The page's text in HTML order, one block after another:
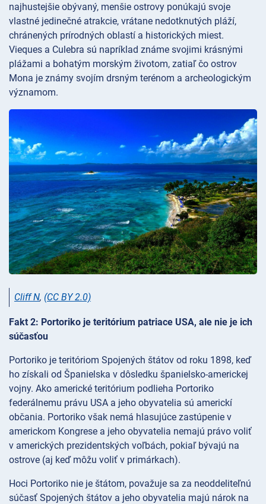
najhustejšie obývaný, menšie ostrovy ponúkajú svoje
vlastné jedinečné atrakcie, vrátane nedotknutých pláží,
chránených prírodných oblastí a historických miest.
Vieques a Culebra sú napríklad známe svojimi krásnými
plážami a bohatým morským životom, zatiaľ čo ostrov
Mona je známy svojím drsným terénom a archeologickým
významom.
Cliff N, (CC BY 2.0)
Fakt 2: Portoriko je teritórium patriace USA, ale nie je ich
súčasťou
Portoriko je teritóriom Spojených štátov od roku 1898, keď
ho získali od Španielska v dôsledku španielsko-americkej
vojny. Ako americké teritórium podlieha Portoriko
federálnemu právu USA a jeho obyvatelia sú americkí
občania. Portoriko však nemá hlasujúce zastúpenie v
americkom Kongrese a jeho obyvatelia nemajú právo voliť
v amerických prezidentských voľbách, pokiaľ bývajú na
ostrove (aj keď môžu voliť v primárkach).
Hoci Portoriko nie je štátom, považuje sa za neoddeliteľnú
súčasť Spojených štátov a jeho obyvatelia majú nárok na